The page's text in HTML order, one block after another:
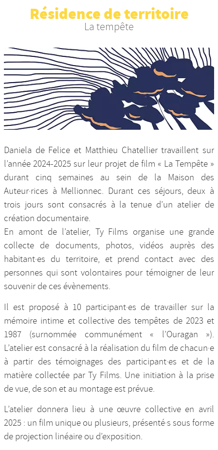
Nos productions et +
Résidence de territoire
La tempête
Daniela de Felice et Matthieu Chatellier travaillent sur
l’année 2024-2025 sur leur projet de film « La Tempête »
durant cinq semaines au sein de la Maison des
Auteur·rices à Mellionnec. Durant ces séjours, deux à
trois jours sont consacrés à la tenue d’un atelier de
création documentaire.
En amont de l’atelier, Ty Films organise une grande
collecte de documents, photos, vidéos auprès des
habitant·es du territoire, et prend contact avec des
personnes qui sont volontaires pour témoigner de leur
souvenir de ces évènements.
Il est proposé à 10 participant·es de travailler sur la
mémoire intime et collective des tempêtes de 2023 et
1987 (surnommée communément « l’Ouragan »).
L’atelier est consacré à la réalisation du film de chacun·e
à partir des témoignages des participant·es et de la
matière collectée par Ty Films. Une initiation à la prise
de vue, de son et au montage est prévue.
L’atelier donnera lieu à une œuvre collective en avril
2025 : un film unique ou plusieurs, présenté·s sous forme
de projection linéaire ou d’exposition.